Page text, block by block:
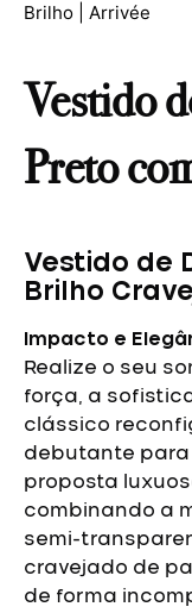
Brilho | Arrivée
Vestido
Preto
Vestido de
Brilho
Impacto e
Realize o seu
força, a
clássico
debutante
proposta
combinando a
semi-
cravejado de
de forma